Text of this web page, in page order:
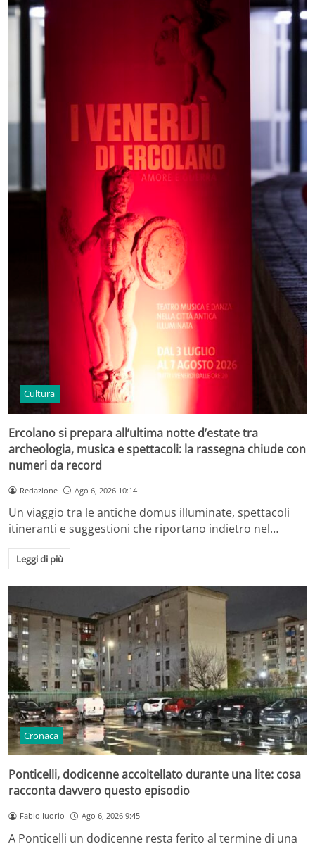
Cultura
Ercolano si prepara all’ultima notte d’estate tra
archeologia, musica e spettacoli: la rassegna chiude con
numeri da record
Redazione Ago 6, 2026 10:14
Un viaggio tra le antiche domus illuminate, spettacoli
itineranti e suggestioni che riportano indietro nel…
Leggi di più
Cronaca
Ponticelli, dodicenne accoltellato durante una lite: cosa
racconta davvero questo episodio
Fabio Iuorio Ago 6, 2026 9:45
A Ponticelli un dodicenne resta ferito al termine di una